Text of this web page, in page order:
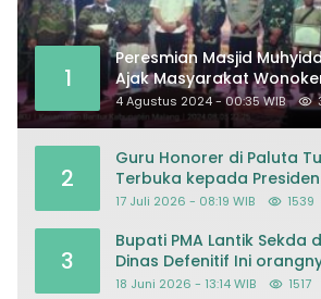
1
Peresmian Masjid
Ajak Masyarakat
Masjid
4 Agustus 2024 - 00:35 WIB
2
Guru Honorer di Paluta
Terbuka kepada
Mohon Keadilan atas
17 Juli 2026 - 08:19 WIB 1539
3
Bupati PMA Lantik Sekda
Dinas Defenitif Ini
18 Juni 2026 - 13:14 WIB 1517